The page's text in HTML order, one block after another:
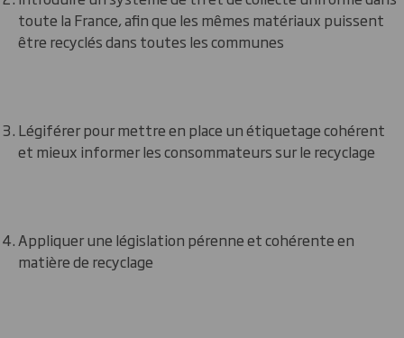
toute la France, afin que les mêmes matériaux puissent
être recyclés dans toutes les communes
Légiférer pour mettre en place un étiquetage cohérent
et mieux informer les consommateurs sur le recyclage
Appliquer une législation pérenne et cohérente en
matière de recyclage